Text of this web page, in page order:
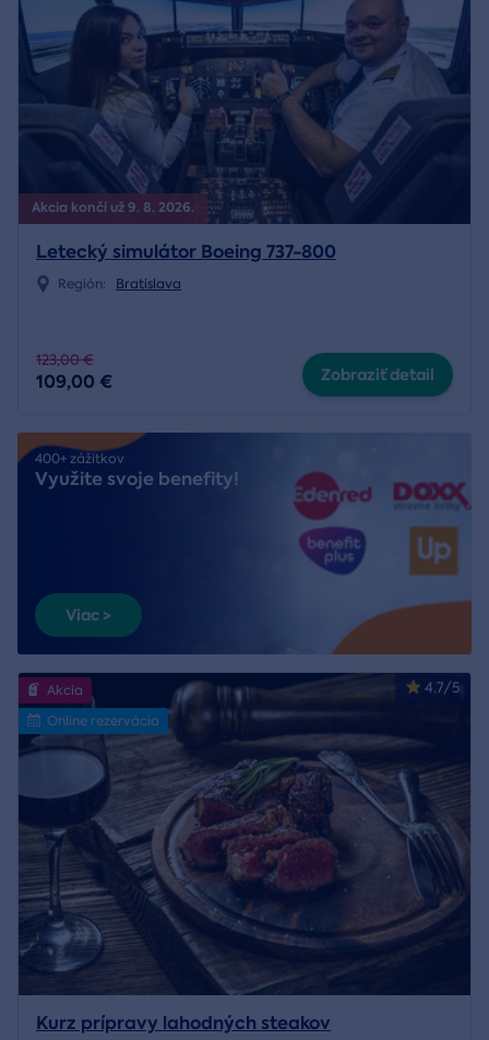
Akcia končí už 9. 8. 2026.
Letecký simulátor Boeing 737-800
Región: Bratislava
123,00 €
109,00 € Zobraziť detail
400+ zážitkov
Využite svoje benefity!
Viac >
4.7/5
Akcia
Online rezervácia
Kurz prípravy lahodných steakov